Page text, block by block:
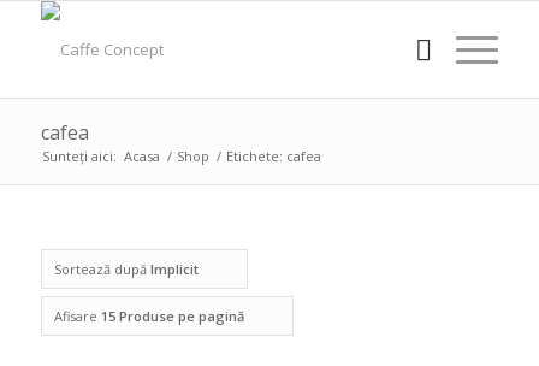
cafea
Sunteți aici: Acasa / Shop / Etichete: cafea
Sortează după Implicit
Afisare 15 Produse pe pagină